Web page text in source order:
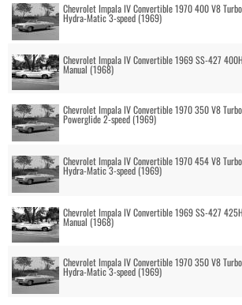
Chevrolet Impala IV Convertible 1970 400 V8
Hydra-Matic 3-speed (1969)
Chevrolet Impala IV Convertible 1969 SS-427
Manual (1968)
Chevrolet Impala IV Convertible 1970 350 V8
Powerglide 2-speed (1969)
Chevrolet Impala IV Convertible 1970 454 V8
Hydra-Matic 3-speed (1969)
Chevrolet Impala IV Convertible 1969 SS-427
Manual (1968)
Chevrolet Impala IV Convertible 1970 350 V8
Hydra-Matic 3-speed (1969)